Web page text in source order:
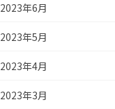
2023年6月
2023年5月
2023年4月
2023年3月